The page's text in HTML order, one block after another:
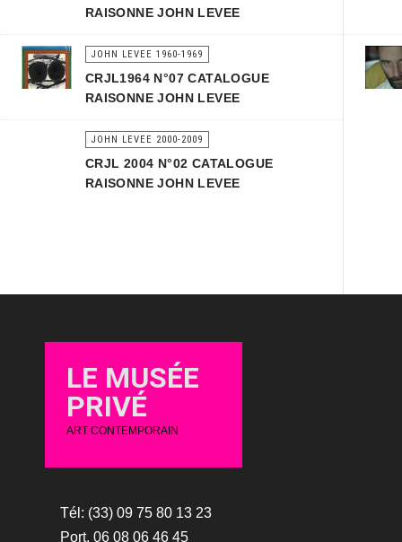
RAISONNE JOHN LEVEE
JOHN LEVEE 1960-1969
CRJL1964 N°07 CATALOGUE
RAISONNE JOHN LEVEE
JOHN LEVEE 2000-2009
CRJL 2004 N°02 CATALOGUE
RAISONNE JOHN LEVEE
LE MUSÉE
PRIVÉ
ART CONTEMPORAIN
Tél: (33) 09 75 80 13 23
Port. 06 08 06 46 45